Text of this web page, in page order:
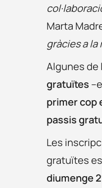
Marta
gràcies a la
Algunes de
gratuïtes
primer cop
passis
Les
gratuïtes
diumenge